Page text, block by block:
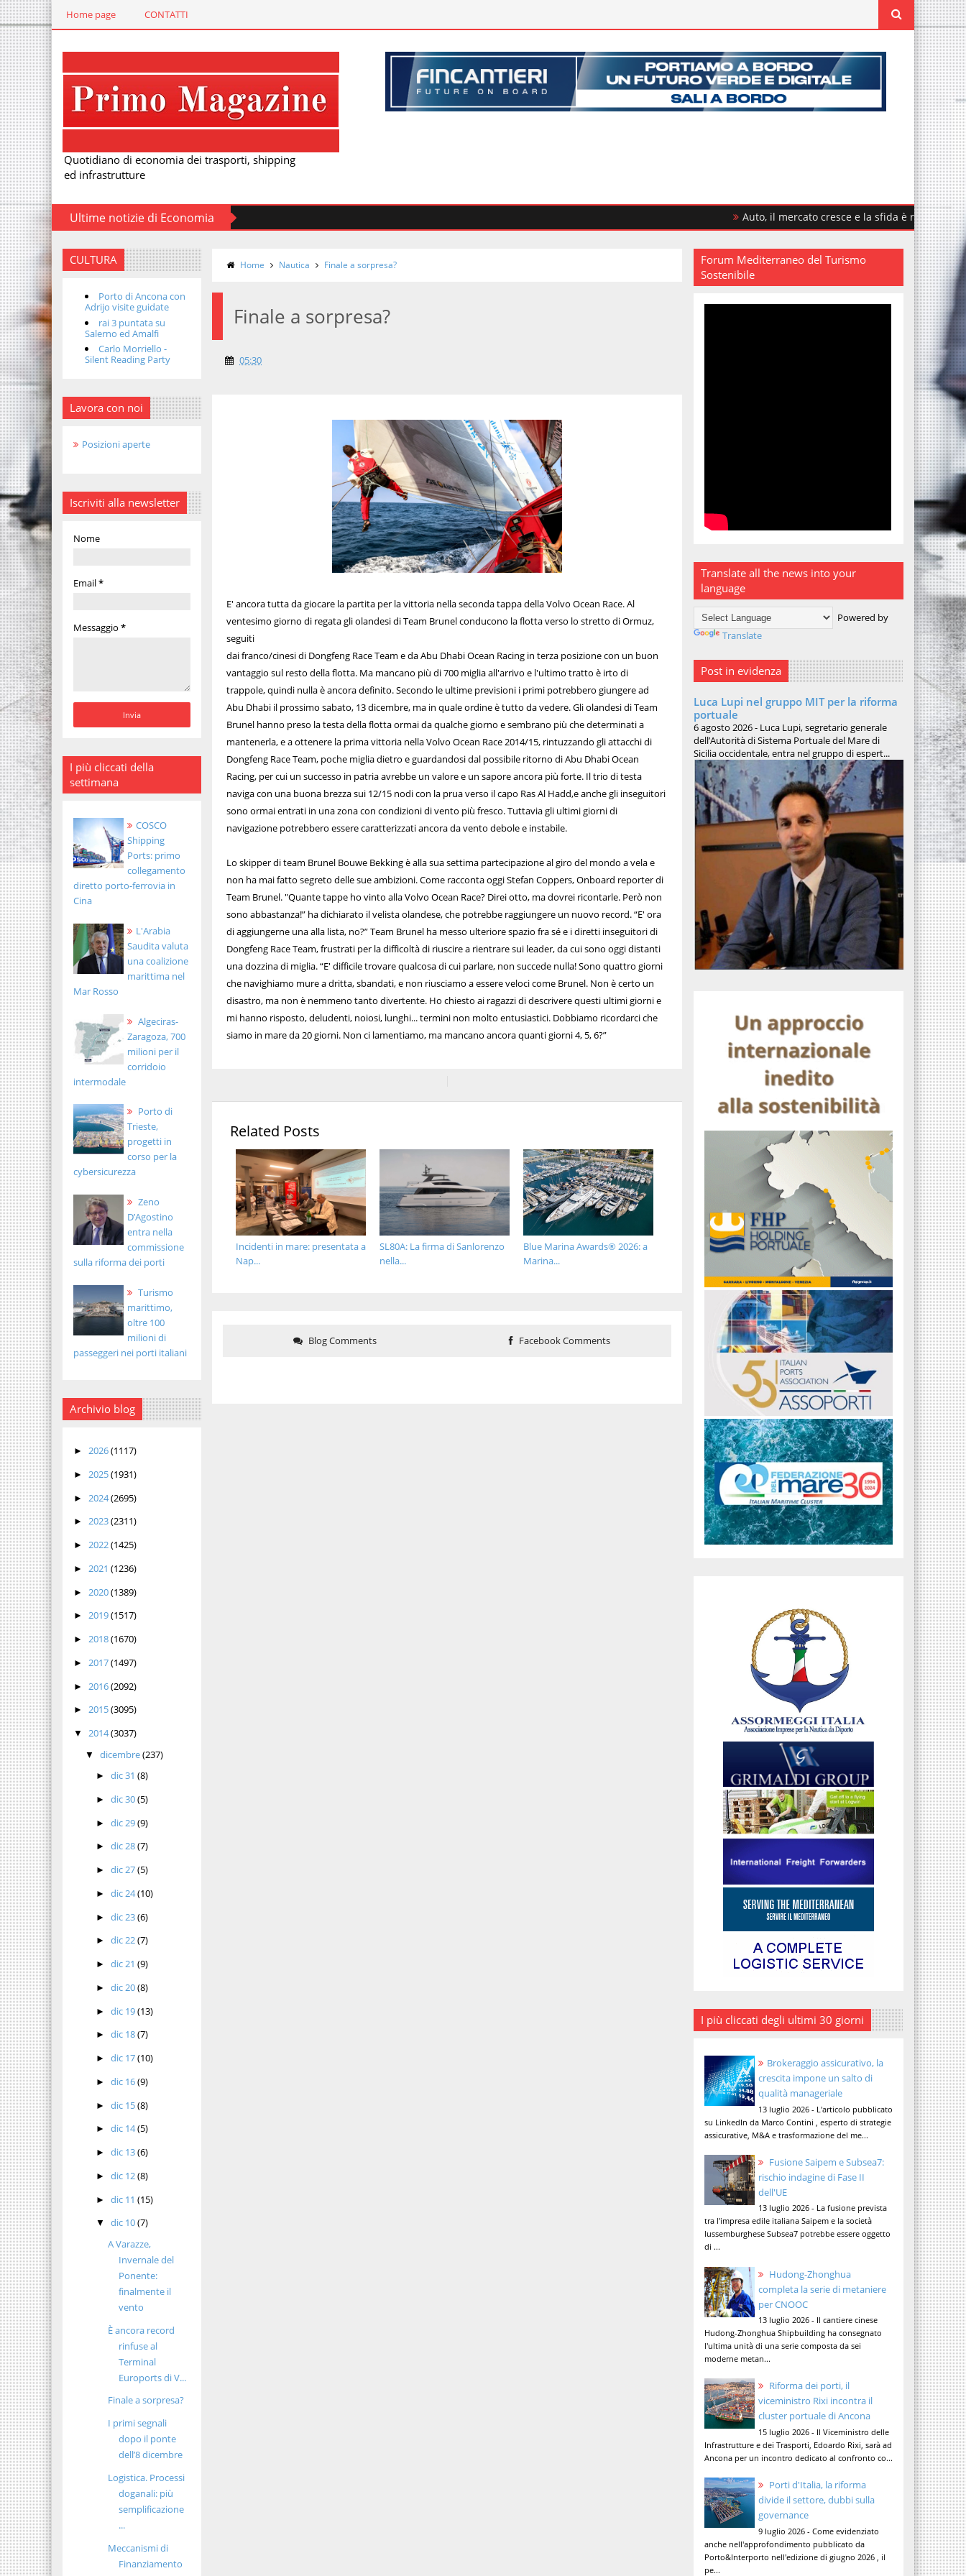
Home page CONTATTI
Quotidiano di economia dei trasporti, shipping
ed infrastrutture
Ultime notizie di Economia Auto, il mercato cresce e la sfida è rinnovare il parco
CULTURA
Porto di Ancona con
Adrijo visite guidate
rai 3 puntata su
Salerno ed Amalfi
Carlo Morriello -
Silent Reading Party
Lavora con noi
Posizioni aperte
Iscriviti alla newsletter
Nome
Email*
Messaggio *
I più cliccati della
settimana
COSCO
Shipping
Ports: primo
collegamento
diretto porto-ferrovia in
Cina
L'Arabia
Saudita valuta
una coalizione
marittima nel
Mar Rosso
Algeciras-
Zaragoza, 700
milioni per il
corridoio
intermodale
Porto di
Trieste,
progetti in
corso per la
cybersicurezza
Zeno
D’Agostino
entra nella
commissione
sulla riforma dei porti
Turismo
marittimo,
oltre 100
milioni di
passeggeri nei porti italiani
Archivio blog
► 2026(1117)
► 2025(1931)
► 2024(2695)
► 2023(2311)
► 2022(1425)
► 2021 (1236)
► 2020(1389)
► 2019(1517)
► 2018(1670)
► 2017(1497)
► 2016(2092)
► 2015(3095)
▼ 2014(3037)
▼ dicembre(237)
►dic 31(8)
►dic 30(5)
►dic 29(9)
►dic 28(7)
►dic 27(5)
►dic 24(10)
►dic 23(6)
►dic 22(7)
►dic 21(9)
►dic 20(8)
►dic 19(13)
►dic 18(7)
►dic 17(10)
►dic 16(9)
►dic 15(8)
►dic 14(5)
►dic 13(6)
►dic 12(8)
►dic 11(15)
▼dic 10(7)
A Varazze,
Invernale del
Ponente:
finalmente il
vento
È ancora record
rinfuse al
Terminal
Euroports di V...
Finale a sorpresa?
I primi segnali
dopo il ponte
dell’8 dicembre
Logistica. Processi
doganali: più
semplificazione
...
Meccanismi di
Finanziamento
Home Nautica Finale a sorpresa?
Finale a sorpresa?
05:30
E' ancora tutta da giocare la partita per la vittoria nella seconda tappa della Volvo Ocean Race. Al
ventesimo giorno di regata gli olandesi di Team Brunel conducono la flotta verso lo stretto di Ormuz,
seguiti
dai franco/cinesi di Dongfeng Race Team e da Abu Dhabi Ocean Racing in terza posizione con un buon
vantaggio sul resto della flotta. Ma mancano più di 700 miglia all'arrivo e l'ultimo tratto è irto di
trappole, quindi nulla è ancora definito. Secondo le ultime previsioni i primi potrebbero giungere ad
Abu Dhabi il prossimo sabato, 13 dicembre, ma in quale ordine è tutto da vedere. Gli olandesi di Team
Brunel hanno preso la testa della flotta ormai da qualche giorno e sembrano più che determinati a
mantenerla, e a ottenere la prima vittoria nella Volvo Ocean Race 2014/15, rintuzzando gli attacchi di
Dongfeng Race Team, poche miglia dietro e guardandosi dal possibile ritorno di Abu Dhabi Ocean
Racing, per cui un successo in patria avrebbe un valore e un sapore ancora più forte. Il trio di testa
naviga con una buona brezza sui 12/15 nodi con la prua verso il capo Ras Al Hadd,e anche gli inseguitori
sono ormai entrati in una zona con condizioni di vento più fresco. Tuttavia gli ultimi giorni di
navigazione potrebbero essere caratterizzati ancora da vento debole e instabile.
Lo skipper di team Brunel Bouwe Bekking è alla sua settima partecipazione al giro del mondo a vela e
non ha mai fatto segreto delle sue ambizioni. Come racconta oggi Stefan Coppers, Onboard reporter di
Team Brunel. "Quante tappe ho vinto alla Volvo Ocean Race? Direi otto, ma dovrei ricontarle. Però non
sono abbastanza!” ha dichiarato il velista olandese, che potrebbe raggiungere un nuovo record. “E' ora
di aggiungerne una alla lista, no?” Team Brunel ha messo ulteriore spazio fra sé e i diretti inseguitori di
Dongfeng Race Team, frustrati per la difficoltà di riuscire a rientrare sui leader, da cui sono oggi distanti
una dozzina di miglia. “E' difficile trovare qualcosa di cui parlare, non succede nulla! Sono quattro giorni
che navighiamo mure a dritta, sbandati, e non riusciamo a essere veloci come Brunel. Non è certo un
disastro, ma non è nemmeno tanto divertente. Ho chiesto ai ragazzi di descrivere questi ultimi giorni e
mi hanno risposto, deludenti, noiosi, lunghi... termini non molto entusiastici. Dobbiamo ricordarci che
siamo in mare da 20 giorni. Non ci lamentiamo, ma mancano ancora quanti giorni 4, 5, 6?”
Related Posts
Blue Marina Awards® 2026: a
Marina...
SL80A: La firma di Sanlorenzo
nella...
Incidenti in mare: presentata a
Nap...
Blog Comments Facebook Comments
Forum Mediterraneo del Turismo
Sostenibile
Translate all the news into your
language
Powered by
Translate
Post in evidenza
Luca Lupi nel gruppo MIT per la riforma
portuale
6 agosto 2026 - Luca Lupi, segretario generale
dell’Autorità di Sistema Portuale del Mare di
Sicilia occidentale, entra nel gruppo di espert...
I più cliccati degli ultimi 30 giorni
Brokeraggio assicurativo, la
crescita impone un salto di
qualità manageriale
13 luglio 2026 - L'articolo pubblicato
su LinkedIn da Marco Contini , esperto di strategie
assicurative, M&A e trasformazione del me...
Fusione Saipem e Subsea7:
rischio indagine di Fase II
dell'UE
13 luglio 2026 - La fusione prevista
tra l'impresa edile italiana Saipem e la società
lussemburghese Subsea7 potrebbe essere oggetto
di ...
Hudong-Zhonghua
completa la serie di metaniere
per CNOOC
13 luglio 2026 - Il cantiere cinese
Hudong-Zhonghua Shipbuilding ha consegnato
l'ultima unità di una serie composta da sei
moderne metan...
Riforma dei porti, il
viceministro Rixi incontra il
cluster portuale di Ancona
15 luglio 2026 - Il Viceministro delle
Infrastrutture e dei Trasporti, Edoardo Rixi, sarà ad
Ancona per un incontro dedicato al confronto co...
Porti d'Italia, la riforma
divide il settore, dubbi sulla
governance
9 luglio 2026 - Come evidenziato
anche nell'approfondimento pubblicato da
Porto&Interporto nell'edizione di giugno 2026 , il
pe...